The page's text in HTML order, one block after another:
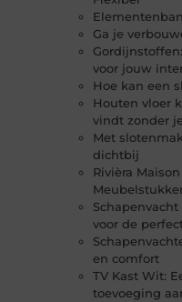
Ga je
voor jouw
Hoe kan een
Houten vloer
vindt zonder
Met
dichtbij
Rivièra
voor de
en comfort
TV Kast Wit:
toevoeging